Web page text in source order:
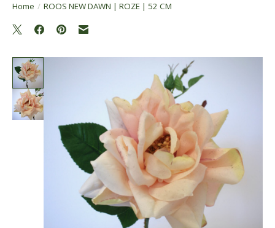
Home / ROOS NEW DAWN | ROZE | 52 CM
Product image slideshow Items